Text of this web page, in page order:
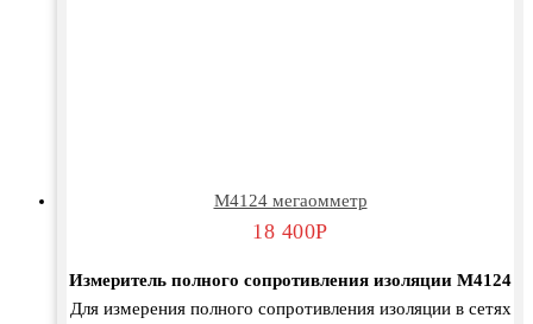
М4124 мегаомметр
18 400Р
Измеритель полного сопротивления изоляции М4124
Для измерения полного сопротивления изоляции в сетях